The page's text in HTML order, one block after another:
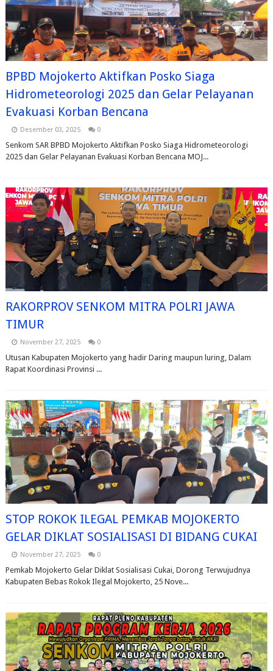
BPBD Mojokerto Aktifkan Posko Siaga
Hidrometeorologi 2025 dan Gelar Pelayanan
Evakuasi Korban Bencana
Desember 03, 2025 0
Senkom SAR BPBD Mojokerto Aktifkan Posko Siaga Hidrometeorologi
2025 dan Gelar Pelayanan Evakuasi Korban Bencana MOJ...
RAKORPROV SENKOM MITRA POLRI JAWA
TIMUR
November 27, 2025 0
Utusan Kabupaten Mojokerto yang hadir Daring maupun luring, Dalam
Rapat Koordinasi Provinsi ...
STOP ROKOK ILEGAL PEMKAB MOJOKERTO
GELAR DIKLAT SOSIALISASI DI BIDANG CUKAI
November 27, 2025 0
Pemkab Mojokerto Gelar Diklat Sosialisasi Cukai, Dorong Terwujudnya
Kabupaten Bebas Rokok Ilegal Mojokerto, 25 Nove...